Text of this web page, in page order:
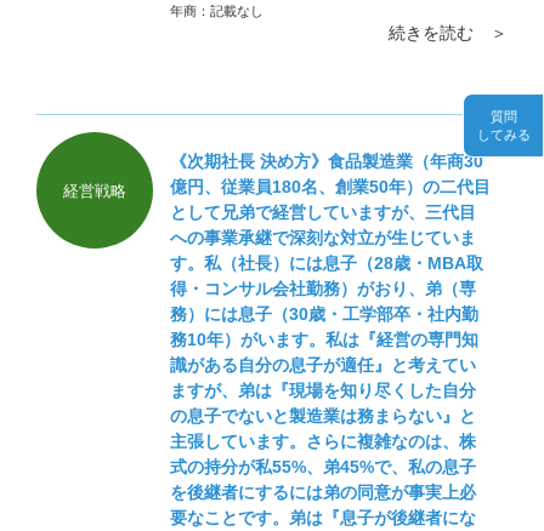
繋ぎ留めておくには、「魅力的なものを与
え続ける」しかありません。例えば社員寮
らうために社内で研修をやったり、内定者
年商： 記載なし
続きを読む ＞
経営戦略
《次期社長 決め方》食品製造業（年商30
億円、従業員180名、創業50年）の二代目
として兄弟で経営していますが、三代目
への事業承継で深刻な対立が生じていま
す。私（社長）には息子（28歳・MBA取
得・コンサル会社勤務）がおり、弟（専
務）には息子（30歳・工学部卒・社内勤
務10年）がいます。私は『経営の専門知
識がある自分の息子が適任』と考えてい
ますが、弟は『現場を知り尽くした自分
の息子でないと製造業は務まらない』と
主張しています。さらに複雑なのは、株
式の持分が私55%、弟45%で、私の息子
を後継者にするには弟の同意が事実上必
要なことです。弟は『息子が後継者にな
質問
してみる